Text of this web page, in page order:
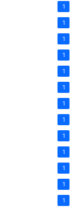
1
1
1
1
1
1
1
1
1
1
1
1
1